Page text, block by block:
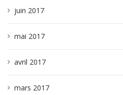
juin 2017
mai 2017
avril 2017
mars 2017